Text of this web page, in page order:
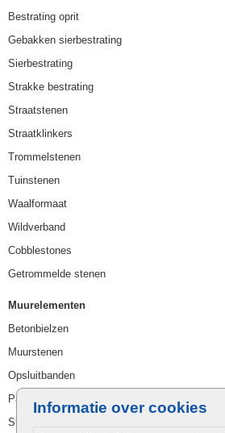
Informatie over cookies
Bestrating oprit
Gebakken sierbestrating
Sierbestrating
Strakke bestrating
Straatstenen
Straatklinkers
Trommelstenen
Tuinstenen
Waalformaat
Wildverband
Cobblestones
Getrommelde stenen
Muurelementen
Betonbielzen
Muurstenen
Opsluitbanden
Palissaden
Stapelblokken